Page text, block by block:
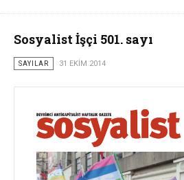
Sosyalist İşçi 501. sayı
SAYILAR 31 EKIM 2014